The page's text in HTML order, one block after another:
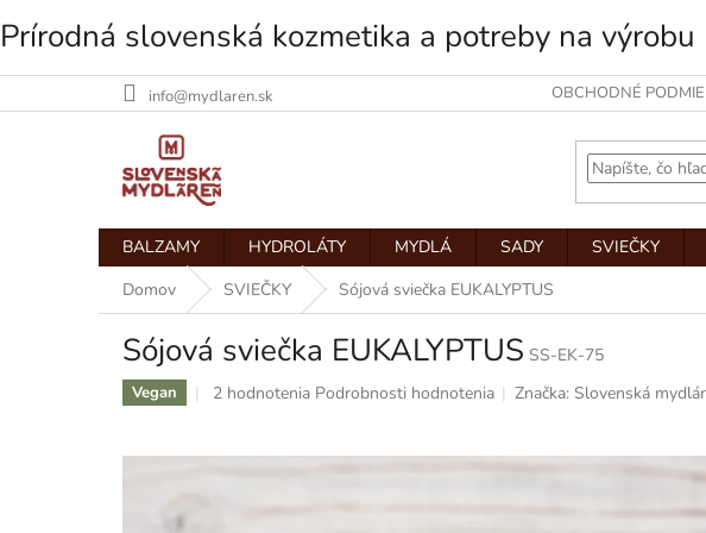
Prírodná slovenská kozmetika a potreby na
Prejsť
info@mydlaren.sk OBCHODNÉ
BALZAMY HYDROLÁTY MYDLÁ SADY SVIEČKY
Domov
SVIEČKY Sójová sviečka EUKALYPTUS
Sójová sviečka EUKALYPTUS SS-EK-75
Vegan
Priemerné
je
2 hodnotenia Podrobnosti hodnotenia Značka: Slovenská